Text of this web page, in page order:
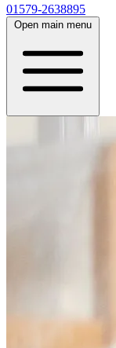
01579-2638895
Open main menu